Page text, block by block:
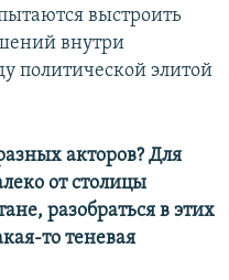
выстроить
внутри
политической элитой
акторов? Для
от столицы
разобраться в этих
то теневая